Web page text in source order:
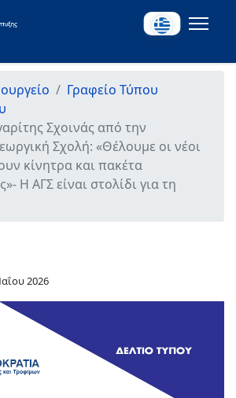
Γραφείο Τύπου
Σχοινάς από την
Σχολή: «Θέλουμε οι νέοι
κίνητρα και πακέτα
Η ΑΓΣ είναι στολίδι για τη
2026